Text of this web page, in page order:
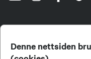
Denne nettsiden